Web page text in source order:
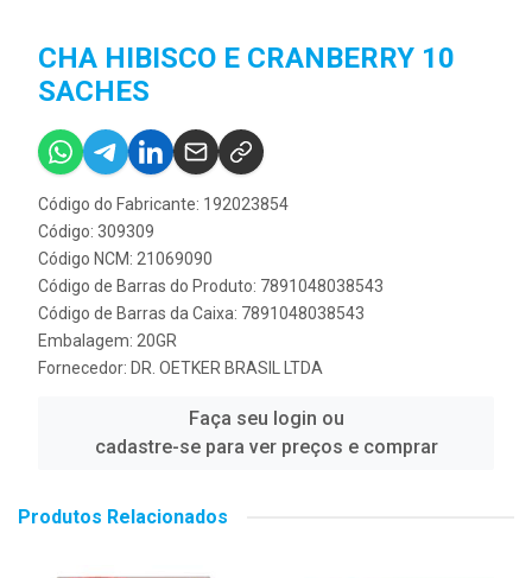
CHA HIBISCO E CRANBERRY 10
SACHES
Código do Fabricante: 192023854
Código: 309309
Código NCM: 21069090
Código de Barras do Produto: 7891048038543
Código de Barras da Caixa: 7891048038543
Embalagem: 20GR
Fornecedor: DR. OETKER BRASIL LTDA
Faça seu login ou
cadastre-se para ver preços e comprar
Produtos Relacionados